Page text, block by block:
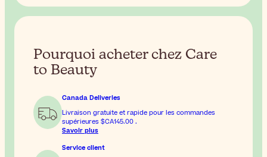
Pourquoi acheter chez Care
to Beauty
Canada Deliveries
Livraison gratuite et rapide pour les commandes
supérieures $CA145.00 .
Savoir plus
Service client